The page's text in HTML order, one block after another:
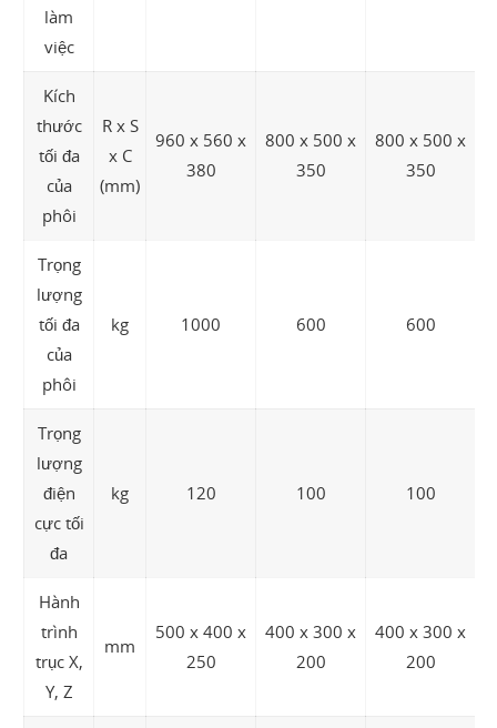
làm
việc
Kích
thước
tối đa
của
phôi
R x S
x C
(mm)
960 x 560 x
380
800 x 500 x
350
800 x 500 x
350
Trọng
lượng
tối đa
của
phôi
kg 1000 600 600
Trọng
lượng
điện
cực tối
đa
kg 120 100 100
Hành
trình
trục X,
Y, Z
mm
500 x 400 x
250
400 x 300 x
200
400 x 300 x
200